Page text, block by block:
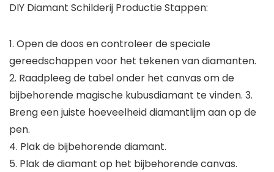
DIY Diamant Schilderij Productie Stappen:
1. Open de doos en controleer de speciale
gereedschappen voor het tekenen van diamanten.
2. Raadpleeg de tabel onder het canvas om de
bijbehorende magische kubusdiamant te vinden. 3.
Breng een juiste hoeveelheid diamantlijm aan op de
pen.
4. Plak de bijbehorende diamant.
5. Plak de diamant op het bijbehorende canvas.